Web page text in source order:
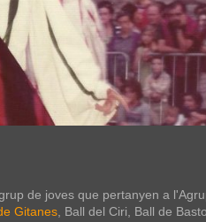
de joves que pertanyen a
Gitanes , Ball del Ciri, Ball de